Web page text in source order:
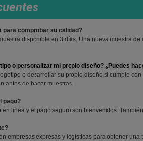
para comprobar su calidad?
disponible en 3 días. Una nueva muestra
o personalizar mi propio diseño? ¿Puedes
o desarrollar su propio diseño si cumple
antes de hacer muestras.
pago?
línea y el pago seguro son bienvenidos.
empresas expresas y logísticas para obtener